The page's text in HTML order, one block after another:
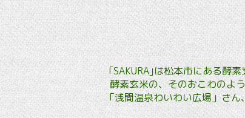
｢SAKURA｣は松本市にある酵
酵素玄米の、そのおこわのよ
「浅間温泉わいわい広場」さ